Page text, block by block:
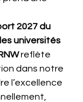
2027 du
universités
reflète
dans notre
l’excellence